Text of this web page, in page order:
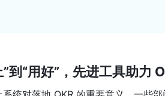
到“用好”，先进工具助力